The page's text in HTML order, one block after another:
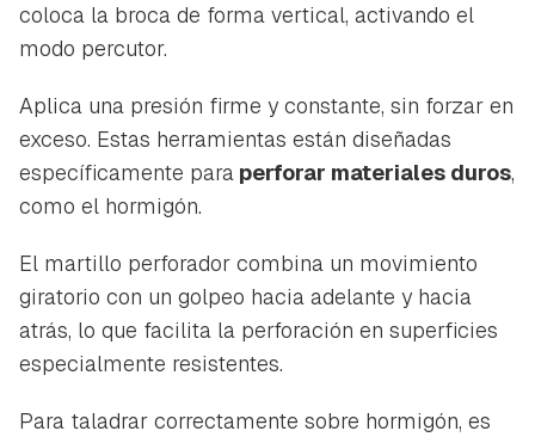
coloca la broca de forma vertical, activando el
modo percutor.
Aplica una presión firme y constante, sin forzar en
exceso. Estas herramientas están diseñadas
específicamente para perforar materiales duros,
como el hormigón.
El martillo perforador combina un movimiento
giratorio con un golpeo hacia adelante y hacia
atrás, lo que facilita la perforación en superficies
especialmente resistentes.
Para taladrar correctamente sobre hormigón, es